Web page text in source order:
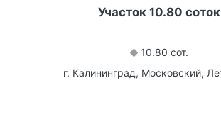
Участок 10.80 соток
10.80 сот.
г. Калининград, Московский,